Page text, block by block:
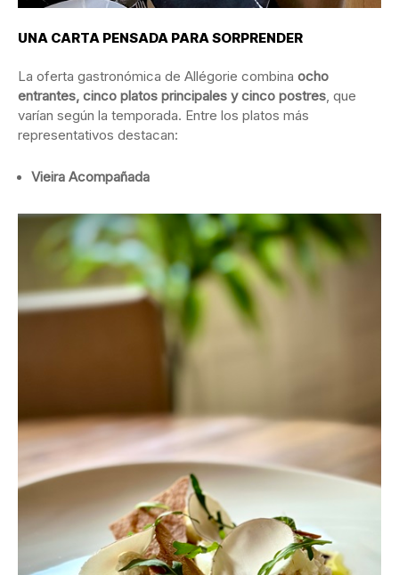
UNA CARTA PENSADA PARA SORPRENDER
La oferta gastronómica de Allégorie combina ocho
entrantes, cinco platos principales y cinco postres, que
varían según la temporada. Entre los platos más
representativos destacan:
Vieira Acompañada